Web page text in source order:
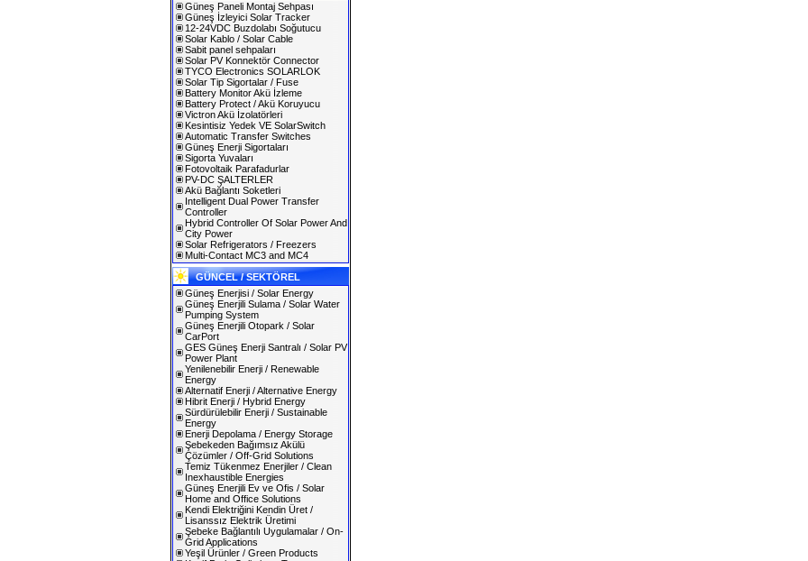
Güneş Paneli Montaj Sehpası
Güneş İzleyici Solar Tracker
12-24VDC Buzdolabı Soğutucu
Solar Kablo / Solar Cable
Sabit panel sehpaları
Solar PV Konnektör Connector
TYCO Electronics SOLARLOK
Solar Tip Sigortalar / Fuse
Battery Monitor Akü İzleme
Battery Protect / Akü Koruyucu
Victron Akü İzolatörleri
Kesintisiz Yedek VE SolarSwitch
Automatic Transfer Switches
Güneş Enerji Sigortaları
Sigorta Yuvaları
Fotovoltaik Parafadurlar
PV-DC ŞALTERLER
Akü Bağlantı Soketleri
Intelligent Dual Power Transfer
Controller
Hybrid Controller Of Solar Power And
City Power
Solar Refrigerators / Freezers
Multi-Contact MC3 and MC4
GÜNCEL / SEKTÖREL
Güneş Enerjisi / Solar Energy
Güneş Enerjili Sulama / Solar Water
Pumping System
Güneş Enerjili Otopark / Solar
CarPort
GES Güneş Enerji Santralı / Solar PV
Power Plant
Yenilenebilir Enerji / Renewable
Energy
Alternatif Enerji / Alternative Energy
Hibrit Enerji / Hybrid Energy
Sürdürülebilir Enerji / Sustainable
Energy
Enerji Depolama / Energy Storage
Şebekeden Bağımsız Akülü
Çözümler / Off-Grid Solutions
Temiz Tükenmez Enerjiler / Clean
Inexhaustible Energies
Güneş Enerjili Ev ve Ofis / Solar
Home and Office Solutions
Kendi Elektriğini Kendin Üret /
Lisanssız Elektrik Üretimi
Şebeke Bağlantılı Uygulamalar / On-
Grid Applications
Yeşil Ürünler / Green Products